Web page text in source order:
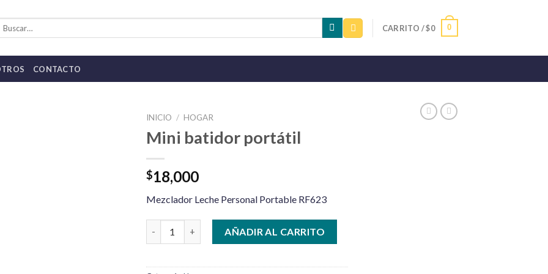
CARRITO /$0 0
CONTACTO
INICIO / HOGAR
Mini batidor portátil
$18,000
Mezclador Leche Personal Portable RF623
Mini batidor portátil cantidadAÑADIR AL CARRITO